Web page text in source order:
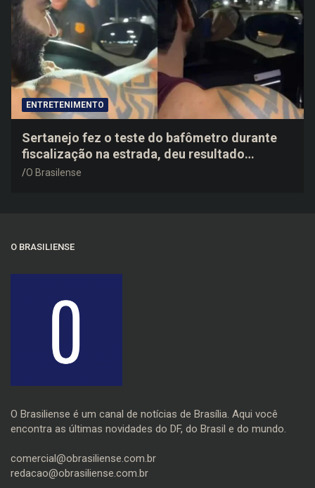
ENTRETENIMENTO
Sertanejo fez o teste do bafômetro durante
fiscalização na estrada, deu resultado
negativo e elogiou o trabalho dos agentes de
O Brasilense
O BRASILIENSE
O Brasiliense é um canal de notícias de Brasília. Aqui você
encontra as últimas novidades do DF, do Brasil e do mundo.
comercial@obrasiliense.com.br
redacao@obrasiliense.com.br